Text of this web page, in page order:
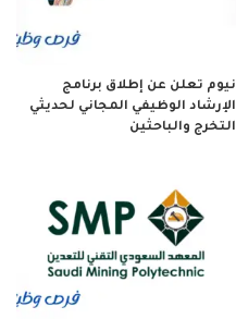
نيوم تعلن عن إطلاق برنامج
الإرشاد الوظيفي المجاني لحديثي
التخرج والباحثين